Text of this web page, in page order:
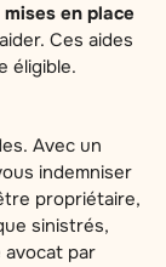
mises en place
Ces aides
éligible.
Avec un
indemniser
propriétaire,
sinistrés,
par